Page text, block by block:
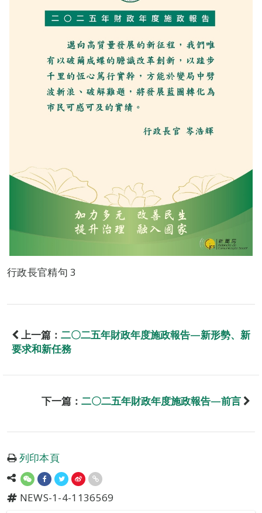
行政長官精句 3
上一篇： 二〇二五年財政年度施政報告—新形勢、新
要求和新任務
下一篇： 二〇二五年財政年度施政報告—前言
列印本頁
NEWS-1-4-1136569